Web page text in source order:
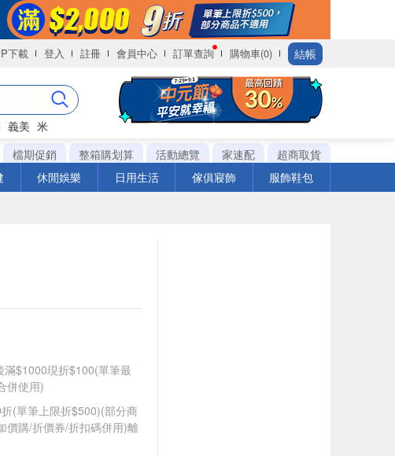
下載 登入 註冊 會員中心 訂單查詢 購物車(0) 結帳
義美 米
檔期促銷 整箱購划算 活動總覽 家速配
超商取貨
休閒娛樂 日用生活 傢俱寢飾 服飾鞋包
$1000現折$100(單筆最
併使用)
(單筆上限折$500)(部分商
價購/折價券/折扣碼併用)離